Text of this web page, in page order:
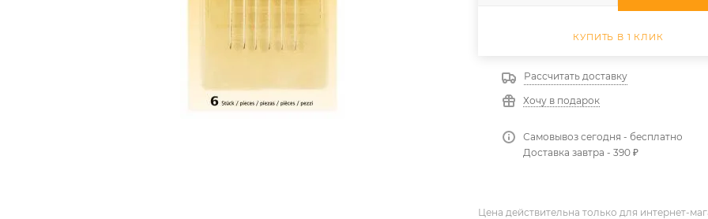
КУПИТЬ В 1 КЛИК
Рассчитать доставку
Хочу в подарок
Самовывоз сегодня - бесплатно
Доставка завтра - 390 ₽
Цена действительна только для интернет-